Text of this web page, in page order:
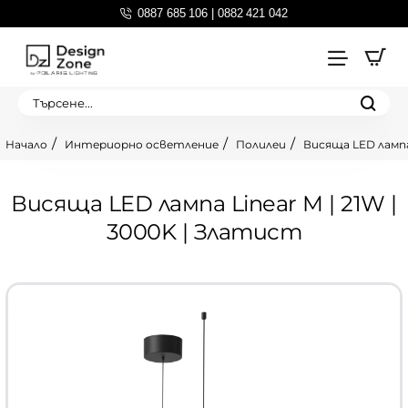
0887 685 106 | 0882 421 042
Търсене...
Висяща LED лампа Linear M | 21W |
3000K | Златист
Интериорно осветление Полилеи Висяща LED